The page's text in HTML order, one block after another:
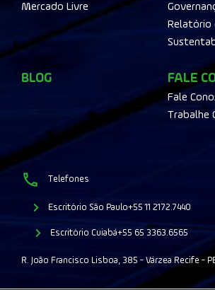
Mercado Livre
Relatório
BLOG FALE
Fale
Trabalhe
Telefones
Escritório São Paulo+55 11 2172.7440
Escritório Cuiabá+55 65 3363.6565
R. João Francisco Lisboa, 385 - Várzea Recife -